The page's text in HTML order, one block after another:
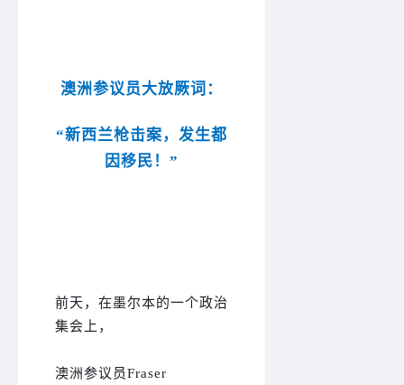
澳洲参议员大放厥词：
“新西兰枪击案，发生都
因移民！”
前天，在墨尔本的一个政治
集会上，
澳洲参议员Fraser